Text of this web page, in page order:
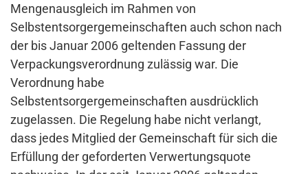
Mengenausgleich im Rahmen von
Selbstentsorgergemeinschaften auch schon nach
der bis Januar 2006 geltenden Fassung der
Verpackungsverordnung zulässig war. Die
Verordnung habe
Selbstentsorgergemeinschaften ausdrücklich
zugelassen. Die Regelung habe nicht verlangt,
dass jedes Mitglied der Gemeinschaft für sich die
Erfüllung der geforderten Verwertungsquote